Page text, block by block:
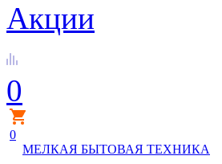
Акции
0
0
МЕЛКАЯ БЫТОВАЯ ТЕХНИКА